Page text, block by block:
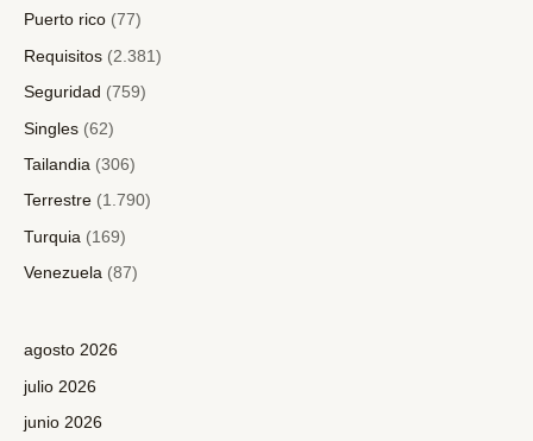
Puerto rico (77)
Requisitos (2.381)
Seguridad (759)
Singles (62)
Tailandia (306)
Terrestre (1.790)
Turquia (169)
Venezuela (87)
agosto 2026
julio 2026
junio 2026